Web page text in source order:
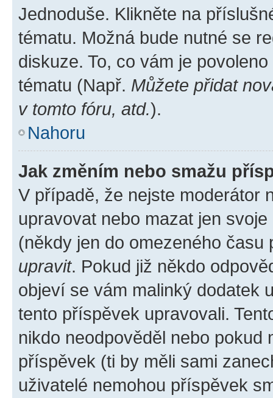
Jednoduše. Klikněte na
tématu. Možná bude nutné se
diskuze. To, co vám je
tématu (Např. Můžete přidat
v tomto fóru, atd.).
Nahoru
Jak změním nebo smažu
V případě, že nejste moderátor
upravovat nebo mazat jen
(někdy jen do omezeného
upravit. Pokud již někdo
objeví se vám malinký dodatek
tento příspěvek upravovali.
nikdo neodpověděl nebo pokud
příspěvek (ti by měli sami
uživatelé nemohou příspěvek